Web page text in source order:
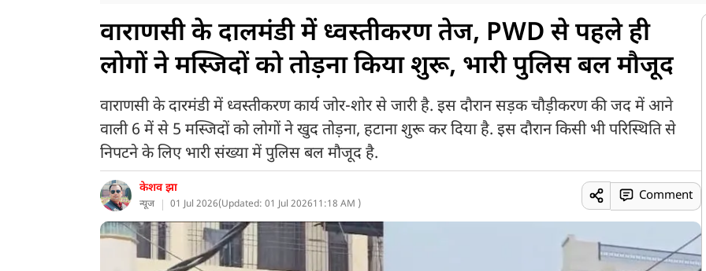
वाराणसी के दालमंडी में ध्वस्तीकरण तेज, PWD से पहले ही
लोगों ने मस्जिदों को तोड़ना किया शुरू, भारी पुलिस बल मौजूद
वाराणसी के दारमंडी में ध्वस्तीकरण कार्य जोर-शोर से जारी है. इस दौरान सड़क चौड़ीकरण की जद में आने
वाली 6 में से 5 मस्जिदों को लोगों ने खुद तोड़ना, हटाना शुरू कर दिया है. इस दौरान किसी भी परिस्थिति से
निपटने के लिए भारी संख्या में पुलिस बल मौजूद है.
केशव झा
न्यूज 01 Jul 2026(Updated: 01 Jul 202611:18 AM )
Comment